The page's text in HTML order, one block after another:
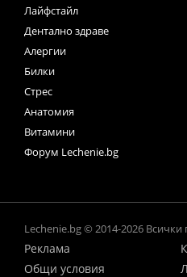
Лайфстайл
Дентално здраве
Алергии
Билки
Стрес
Анатомия
Витамини
Форум Lechenie.bg
Lechenie.bg © 2014-2026 Всички
Реклама
Общи условия